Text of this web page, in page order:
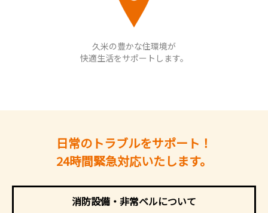
久米の豊かな住環境が
快適生活をサポートします。
日常のトラブルをサポート！
24時間緊急対応いたします。
消防設備・非常ベルについて